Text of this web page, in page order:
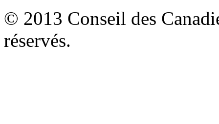
© 2013 Conseil des
réservés.